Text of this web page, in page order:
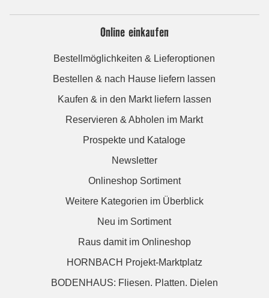
Online einkaufen
Bestellmöglichkeiten & Lieferoptionen
Bestellen & nach Hause liefern lassen
Kaufen & in den Markt liefern lassen
Reservieren & Abholen im Markt
Prospekte und Kataloge
Newsletter
Onlineshop Sortiment
Weitere Kategorien im Überblick
Neu im Sortiment
Raus damit im Onlineshop
HORNBACH Projekt-Marktplatz
BODENHAUS: Fliesen. Platten. Dielen